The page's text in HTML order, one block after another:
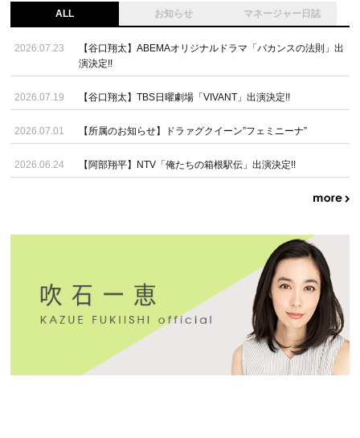
ALL お知らせ マネージャー日誌
2026.07.23
【谷口翔太】ABEMAオリジナルドラマ「バカンスの法則」出
演決定!!
2026.07.19 【谷口翔太】TBS日曜劇場「VIVANT」出演決定!!
2026.07.01 【所属のお知らせ】ドラァグクイーン”フェミニーナ”
2026.06.24 【阿部翔平】NTV「俺たちの箱根駅伝」出演決定!!